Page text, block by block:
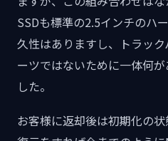
SSDも標準の2.5インチのハ
久性はありますし、トラッ
ーツではないために一体何
した。
お客様に返却後は初期化の